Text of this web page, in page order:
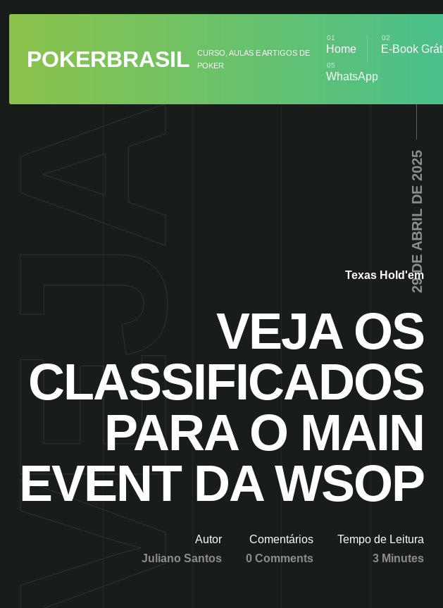
POKERBRASIL
CURSO, AULAS E ARTIGOS DE
POKER
Home E-Book
WhatsApp
29 DE ABRIL DE 2025
Texas Hold'em
VEJA OS
CLASSIFICADOS
PARA O MAIN
EVENT DA WSOP
Autor
Juliano Santos
Comentários
0 Comments
Tempo de Leitura
3 Minutes